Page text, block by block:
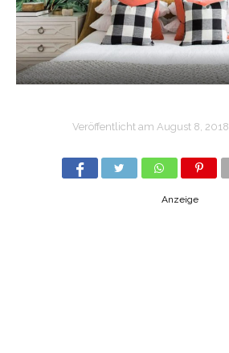
Veröffentlicht am August 8, 2018
Anzeige